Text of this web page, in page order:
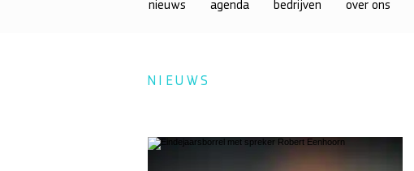
nieuws agenda bedrijven over ons
NIEUWS